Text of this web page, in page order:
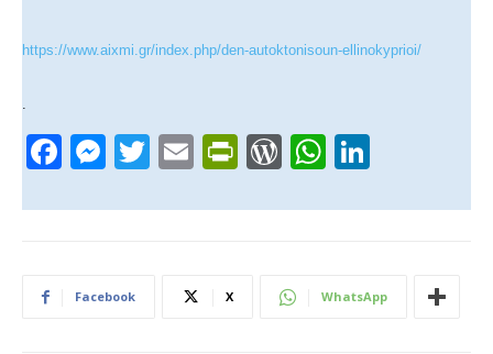
https://www.aixmi.gr/index.php/den-autoktonisoun-ellinokyprioi/
.
F
c
b
M
ss
n
T
tt
E
ail
Pr
tF
W
d
e
W
at
A
k
dI
Facebook X WhatsApp